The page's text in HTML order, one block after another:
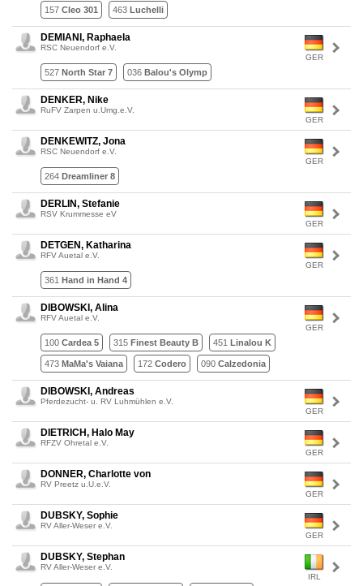
157 Cleo 301 463 Luchelli
GER
DEMIANI, Raphaela
RSC Neuendorf e.V.
527 North Star 7 036 Balou's Olymp
GER
DENKER, Nike
RuFV Zarpen u.Umg.e.V.
GER
DENKEWITZ, Jona
RSC Neuendorf e.V.
264 Dreamliner 8
GER
DERLIN, Stefanie
RSV Krummesse eV
GER
DETGEN, Katharina
RFV Auetal e.V.
361 Hand in Hand 4
GER
DIBOWSKI, Alina
RFV Auetal e.V.
100 Cardea 5 315 Finest Beauty B 451 Linalou K
473 MaMa's Vaiana 172 Codero 090 Calzedonia
GER
DIBOWSKI, Andreas
Pferdezucht- u. RV Luhmühlen e.V.
GER
DIETRICH, Halo May
RFZV Ohretal e.V.
GER
DONNER, Charlotte von
RV Preetz u.U.e.V.
GER
DUBSKY, Sophie
RV Aller-Weser e.V.
IRL
DUBSKY, Stephan
RV Aller-Weser e.V.